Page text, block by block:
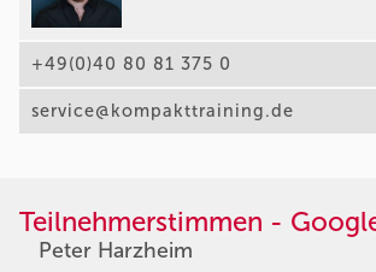
+49(0)40 80 81 375 0
service@kompakttraining.de
Teilnehmerstimmen -
Peter Harzheim